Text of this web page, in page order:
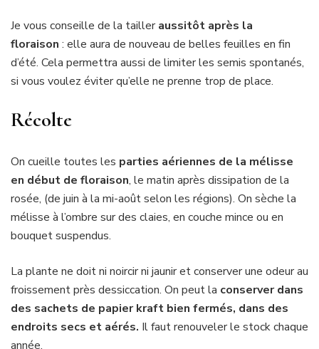
Je vous conseille de la tailleraussitôt après la
floraison : elle aura de nouveau de belles feuilles en fin
d’été. Cela permettra aussi de limiter les semis spontanés,
si vous voulez éviter qu’elle ne prenne trop de place.
Récolte
On cueille toutes les parties aériennes de la mélisse
en début de floraison, le matin après dissipation de la
rosée, (de juin à la mi-août selon les régions). On sèche la
mélisse à l’ombre sur des claies, en couche mince ou en
bouquet suspendus.
La plante ne doit ni noircir ni jaunir et conserver une odeur au
froissement près dessiccation. On peut la conserver dans
des sachets de papier kraft bien fermés, dans des
endroits secs et aérés. Il faut renouveler le stock chaque
année.